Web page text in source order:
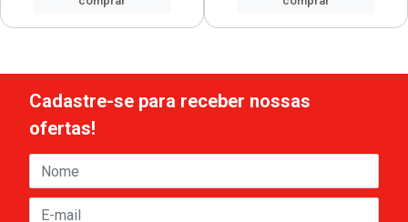
Cadastre-se para receber nossas
ofertas!